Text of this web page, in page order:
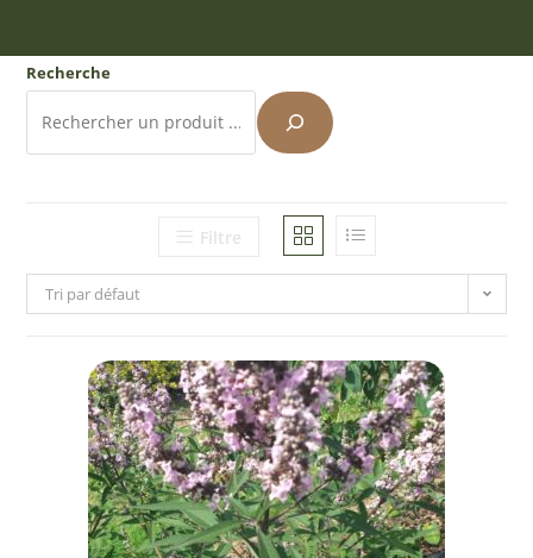
Recherche
Filtre
Tri par défaut